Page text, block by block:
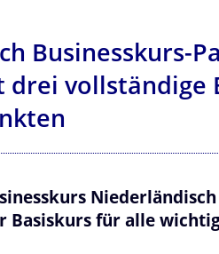
Businesskurs-
vollständige
Basiskurs für alle